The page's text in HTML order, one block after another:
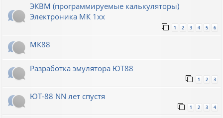
ЭКВМ (программируемые калькуляторы)
Электроника МК 1хх
1 2 3 4 5 6
МК88
Разработка эмулятора ЮТ88
1 2 3
ЮТ-88 NN лет спустя
1 2 3 4